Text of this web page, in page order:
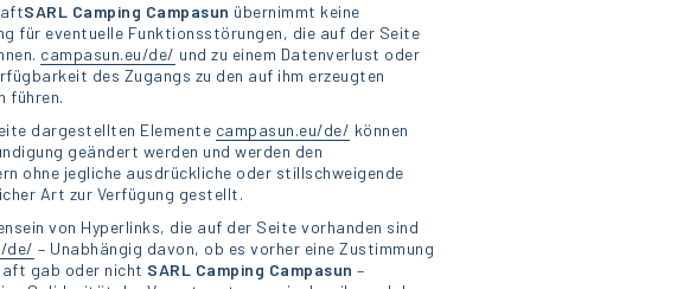
SARL Camping Campasun übernimmt keine
für eventuelle Funktionsstörungen, die auf der Seite
campasun.eu/de/ und zu einem Datenverlust oder
des Zugangs zu den auf ihm erzeugten
führen.
dargestellten Elemente campasun.eu/de/ können
geändert werden und werden den
ohne jegliche ausdrückliche oder stillschweigende
Art zur Verfügung gestellt.
von Hyperlinks, die auf der Seite vorhanden sind
de/ – Unabhängig davon, ob es vorher eine Zustimmung
gab oder nicht SARL Camping Campasun –